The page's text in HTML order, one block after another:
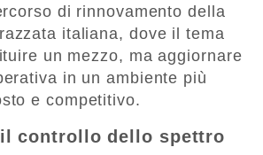
di rinnovamento della
italiana, dove il tema
un mezzo, ma aggiornare
in un ambiente più
e competitivo.
il controllo dello spettro